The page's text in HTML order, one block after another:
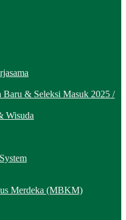
Baru & Seleksi Masuk 2025 /
Wisuda
Merdeka (MBKM)